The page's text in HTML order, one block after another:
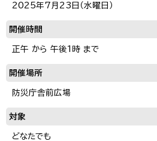
2025年7月23日（水曜日）
開催時間
正午 から 午後1時 まで
開催場所
防災庁舎前広場
対象
どなたでも